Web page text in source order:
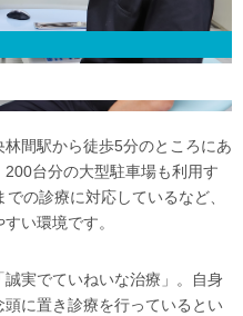
間駅から徒歩5分のところにあ
台分の大型駐車場も利用す
の診療に対応しているなど、
い環境です。
実でていねいな治療」。自身
に置き診療を行っているとい